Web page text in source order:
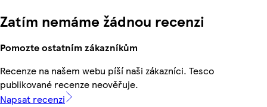
Zatím nemáme žádnou recenzi
Pomozte ostatním zákazníkům
Recenze na našem webu píší naši zákazníci. Tesco
publikované recenze neověřuje.
Napsat recenzi